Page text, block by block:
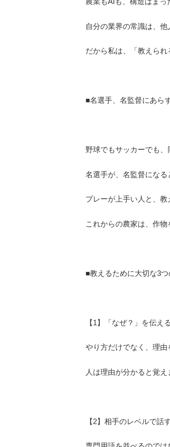
自分の業界の常識は、他
だから私は、「教えられ
■名選手、名監督にあら
野球でもサッカーでも、
名選手が、名監督になる
プレーが上手い人と、教
これからの農家は、作
■教えるために大切な3つ
【1】「なぜ？」を伝える
やり方だけでなく、理由
人は理由が分かると覚
【2】相手のレベルで話